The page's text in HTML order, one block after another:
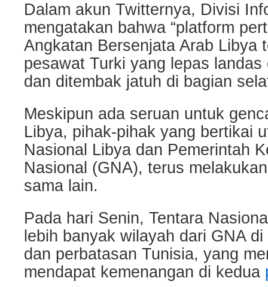
Dalam akun Twitternya, Divisi
mengatakan bahwa “platform
Angkatan Bersenjata Arab Libya
pesawat Turki yang lepas
dan ditembak jatuh di bagian
Meskipun ada seruan untuk
Libya, pihak-pihak yang bertikai
Nasional Libya dan Pemerintah
Nasional (GNA), terus
sama lain.
Pada hari Senin, Tentara
lebih banyak wilayah dari GNA
dan perbatasan Tunisia, yang
mendapat kemenangan di kedua